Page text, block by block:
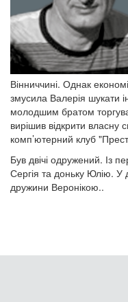
Вінниччині. Однак
змусила Валерія шукати
молодшим братом
вирішив відкрити власну
комп’ютерний клуб
Був двічі одружений. Із
Сергія та доньку Юлію. У
дружини Веронікою..